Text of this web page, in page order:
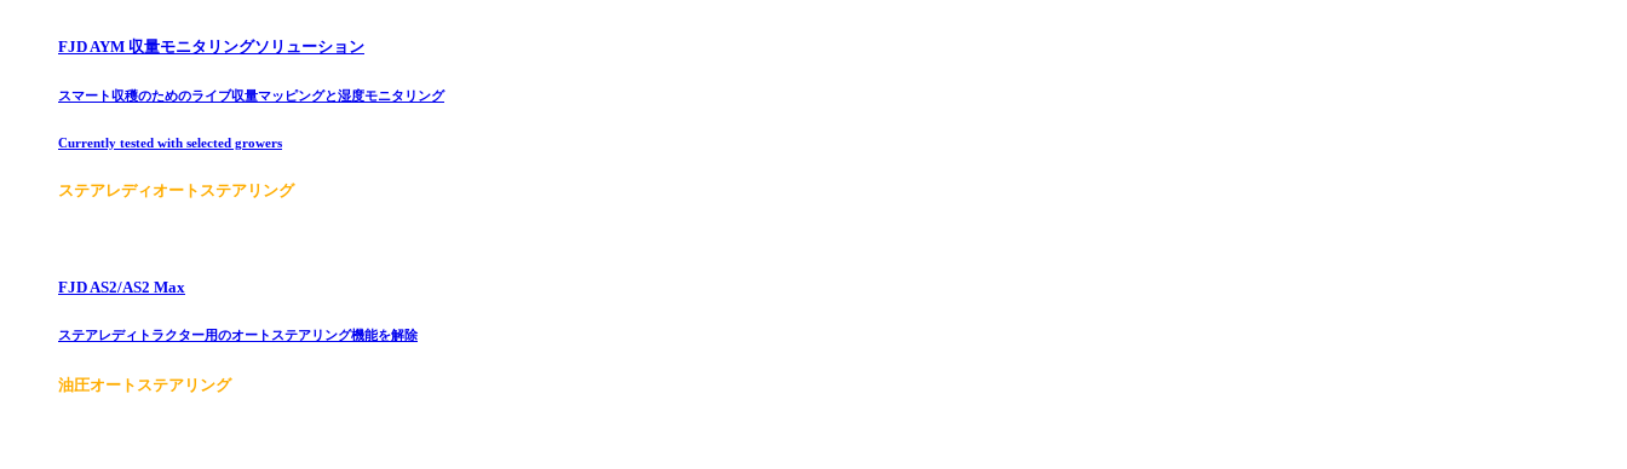
FJD AYM 収量モニタリングソリューション
スマート収穫のためのライブ収量マッピングと湿度モニタリング
Currently tested with selected growers
ステアレディオートステアリング
FJD AS2/AS2 Max
ステアレディトラクター用のオートステアリング機能を解除
油圧オートステアリング